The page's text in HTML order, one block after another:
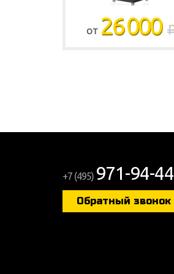
ОТ 26 000
+7 (495) 971-94-44
Обратный звонок